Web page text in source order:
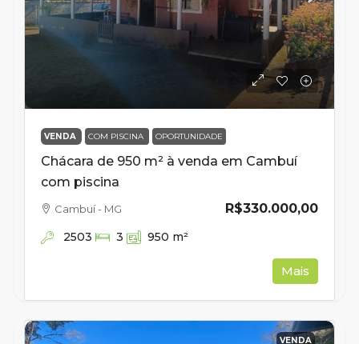
VENDA COM PISCINA OPORTUNIDADE
Chácara de 950 m² à venda em Cambuí
com piscina
R$330.000,00
Cambuí - MG
2503 3 950 m²
Mais
VENDA